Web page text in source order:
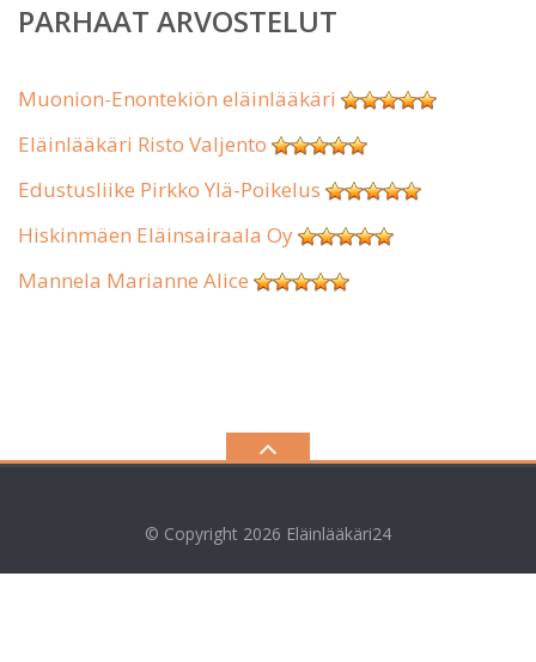
PARHAAT ARVOSTELUT
Muonion-Enontekiön eläinlääkäri
Eläinlääkäri Risto Valjento
Edustusliike Pirkko Ylä-Poikelus
Hiskinmäen Eläinsairaala Oy
Mannela Marianne Alice
© Copyright 2026 Eläinlääkäri24